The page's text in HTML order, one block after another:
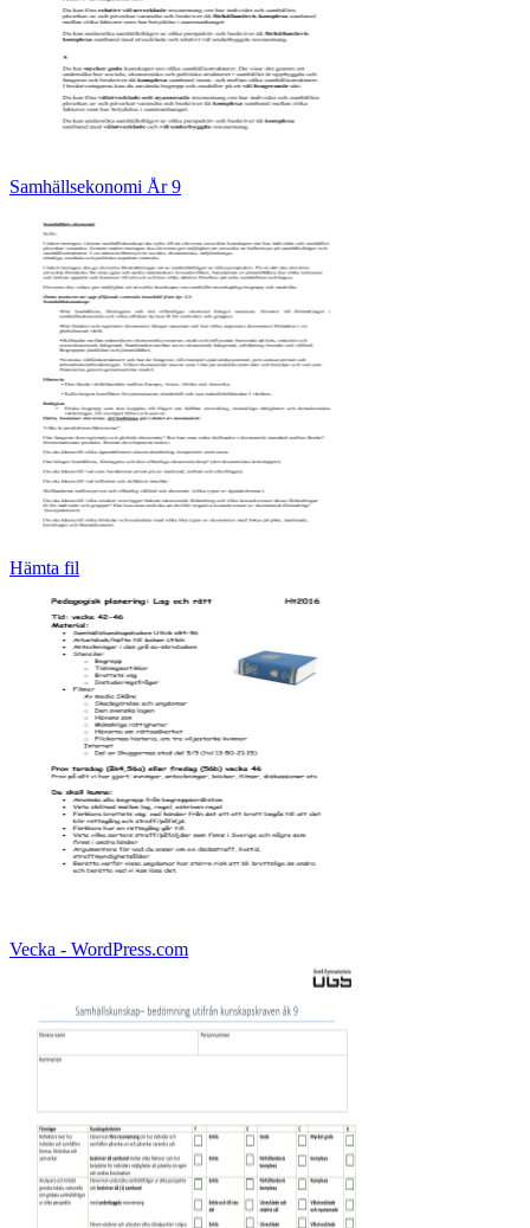
Samhällsekonomi År 9
Hämta fil
Vecka - WordPress.com